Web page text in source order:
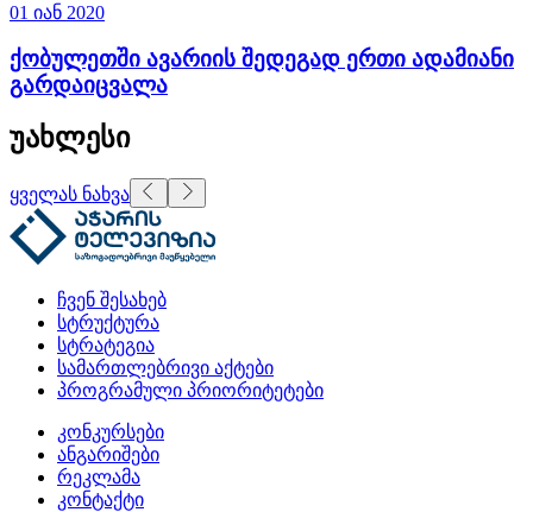
01 იან 2020
ქობულეთში ავარიის შედეგად ერთი ადამიანი
გარდაიცვალა
უახლესი
ყველას ნახვა
ჩვენ შესახებ
სტრუქტურა
სტრატეგია
სამართლებრივი აქტები
პროგრამული პრიორიტეტები
კონკურსები
ანგარიშები
რეკლამა
კონტაქტი